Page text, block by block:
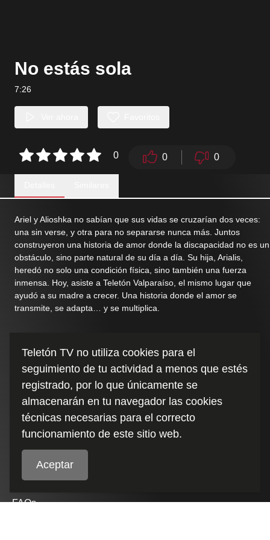
No estás sola
7:26
0 0 0
Ariel y Alioshka no sabían que sus vidas se cruzarían dos veces:
una sin verse, y otra para no separarse nunca más. Juntos
construyeron una historia de amor donde la discapacidad no es un
obstáculo, sino parte natural de su día a día. Su hija, Arialis,
heredó no solo una condición física, sino también una fuerza
inmensa. Hoy, asiste a Teletón Valparaíso, el mismo lugar que
ayudó a su madre a crecer. Una historia donde el amor se
transmite, se adapta… y se multiplica.
7:26
Políticas de cookies
FAQs
Teletón TV no utiliza cookies para el
seguimiento de tu actividad a menos que estés
registrado, por lo que únicamente se
almacenarán en tu navegador las cookies
técnicas necesarias para el correcto
funcionamiento de este sitio web.
Aceptar